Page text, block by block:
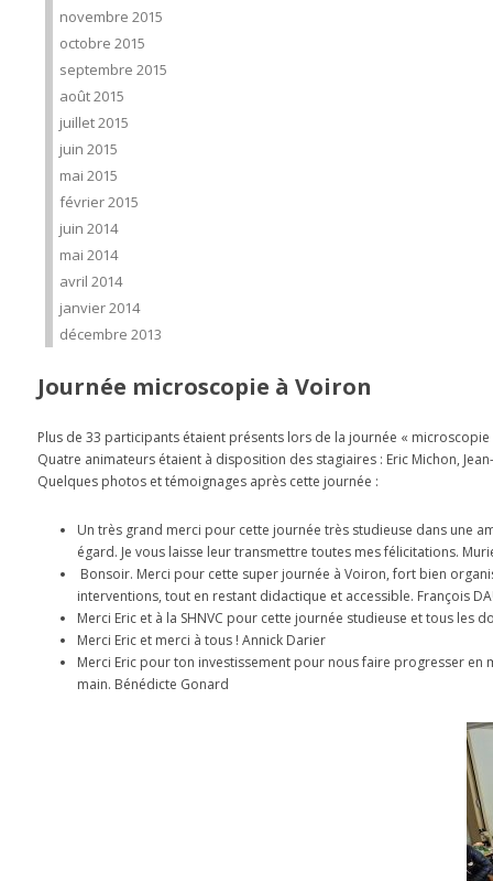
novembre 2015
octobre 2015
septembre 2015
août 2015
juillet 2015
juin 2015
mai 2015
février 2015
juin 2014
mai 2014
avril 2014
janvier 2014
décembre 2013
Journée microscopie à Voiron
Plus de 33 participants étaient présents lors de la journée «
Quatre animateurs étaient à disposition des stagiaires : Eric Michon,
Quelques photos et témoignages après cette journée :
Un très grand merci pour cette journée très studieuse dans une
égard. Je vous laisse leur transmettre toutes mes félicitations.
Bonsoir. Merci pour cette super journée à Voiron, fort bien
interventions, tout en restant didactique et accessible. François
Merci Eric et à la SHNVC pour cette journée studieuse et tous les
Merci Eric et merci à tous ! Annick Darier
Merci Eric pour ton investissement pour nous faire progresser
main. Bénédicte Gonard